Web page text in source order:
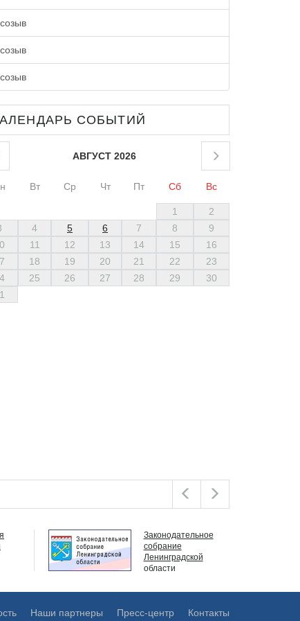
СОБЫТИЙ
АВГУСТ 2026
Вт Ср Чт Пт Сб Вс
1
2
4 5 6 7 8
9
11 12 13 14 15
16
18 19 20 21 22
23
25 26 27 28 29
30
Законодательное
собрание
Ленинградской
области
Наши партнеры Пресс-центр Контакты